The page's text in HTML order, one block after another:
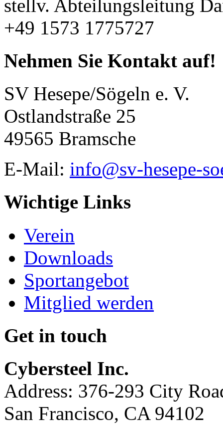
stellv. Abteilungsleitung
+49 1573 1775727
Nehmen Sie Kontakt auf!
SV Hesepe/Sögeln e. V.
Ostlandstraße 25
49565 Bramsche
E-Mail: info@sv-hesepe-
Wichtige Links
Verein
Downloads
Sportangebot
Mitglied werden
Get in touch
Cybersteel Inc.
Address: 376-293 City
San Francisco, CA 94102